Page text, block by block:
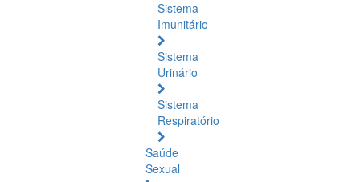
Sistema
Imunitário
Sistema
Urinário
Sistema
Respiratório
Saúde
Sexual